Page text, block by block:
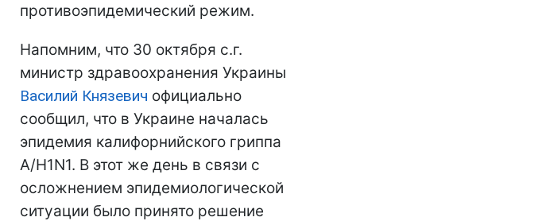
противоэпидемический режим.
Напомним, что 30 октября с.г.
министр здравоохранения Украины
Василий Князевич официально
сообщил, что в Украине началась
эпидемия калифорнийского гриппа
А/H1N1. В этот же день в связи с
осложнением эпидемиологической
ситуации было принято решение